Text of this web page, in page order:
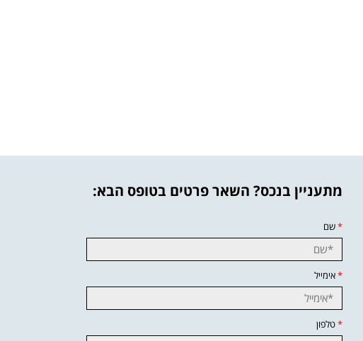
מתעניין בנכס? השאר פרטים בטופס הבא:
*שם
*אימייל
*טלפון